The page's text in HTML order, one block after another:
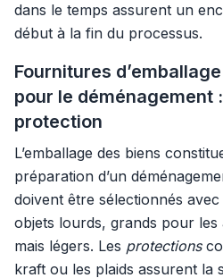
dans le temps assurent un
début à la fin du processus.
Fournitures
pour le déménagement
protection
L’emballage des biens
préparation d’un
doivent être sélectionnés
objets lourds, grands pour
mais légers. Les protections
kraft ou les plaids assurent la